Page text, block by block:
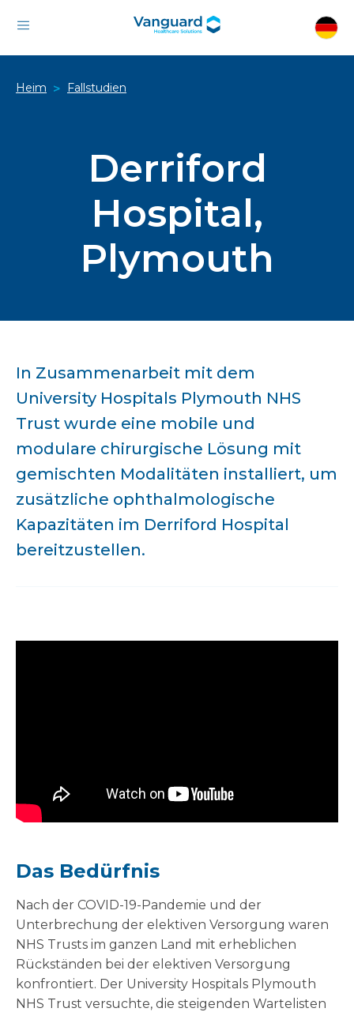
Heim > Fallstudien
Derriford
Hospital,
Plymouth
In Zusammenarbeit mit dem
University Hospitals Plymouth NHS
Trust wurde eine mobile und
modulare chirurgische Lösung mit
gemischten Modalitäten installiert, um
zusätzliche ophthalmologische
Kapazitäten im Derriford Hospital
bereitzustellen.
Das Bedürfnis
Nach der COVID-19-Pandemie und der
Unterbrechung der elektiven Versorgung waren
NHS Trusts im ganzen Land mit erheblichen
Rückständen bei der elektiven Versorgung
konfrontiert. Der University Hospitals Plymouth
NHS Trust versuchte, die steigenden Wartelisten